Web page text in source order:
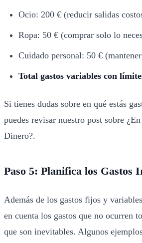
Ocio: 200 € (reducir salidas
Ropa: 50 € (comprar solo lo
Cuidado personal: 50 €
Total gastos variables con
Si tienes dudas sobre en qué estás
puedes revisar nuestro post sobre
Dinero?.
Paso 5: Planifica los Gastos
Además de los gastos fijos y
en cuenta los gastos que no ocurren
que son inevitables. Algunos